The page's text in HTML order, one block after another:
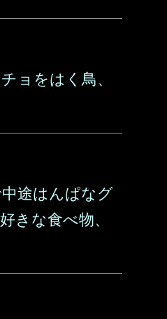
ョをはく鳥、
途はんぱなグ
きな食べ物、